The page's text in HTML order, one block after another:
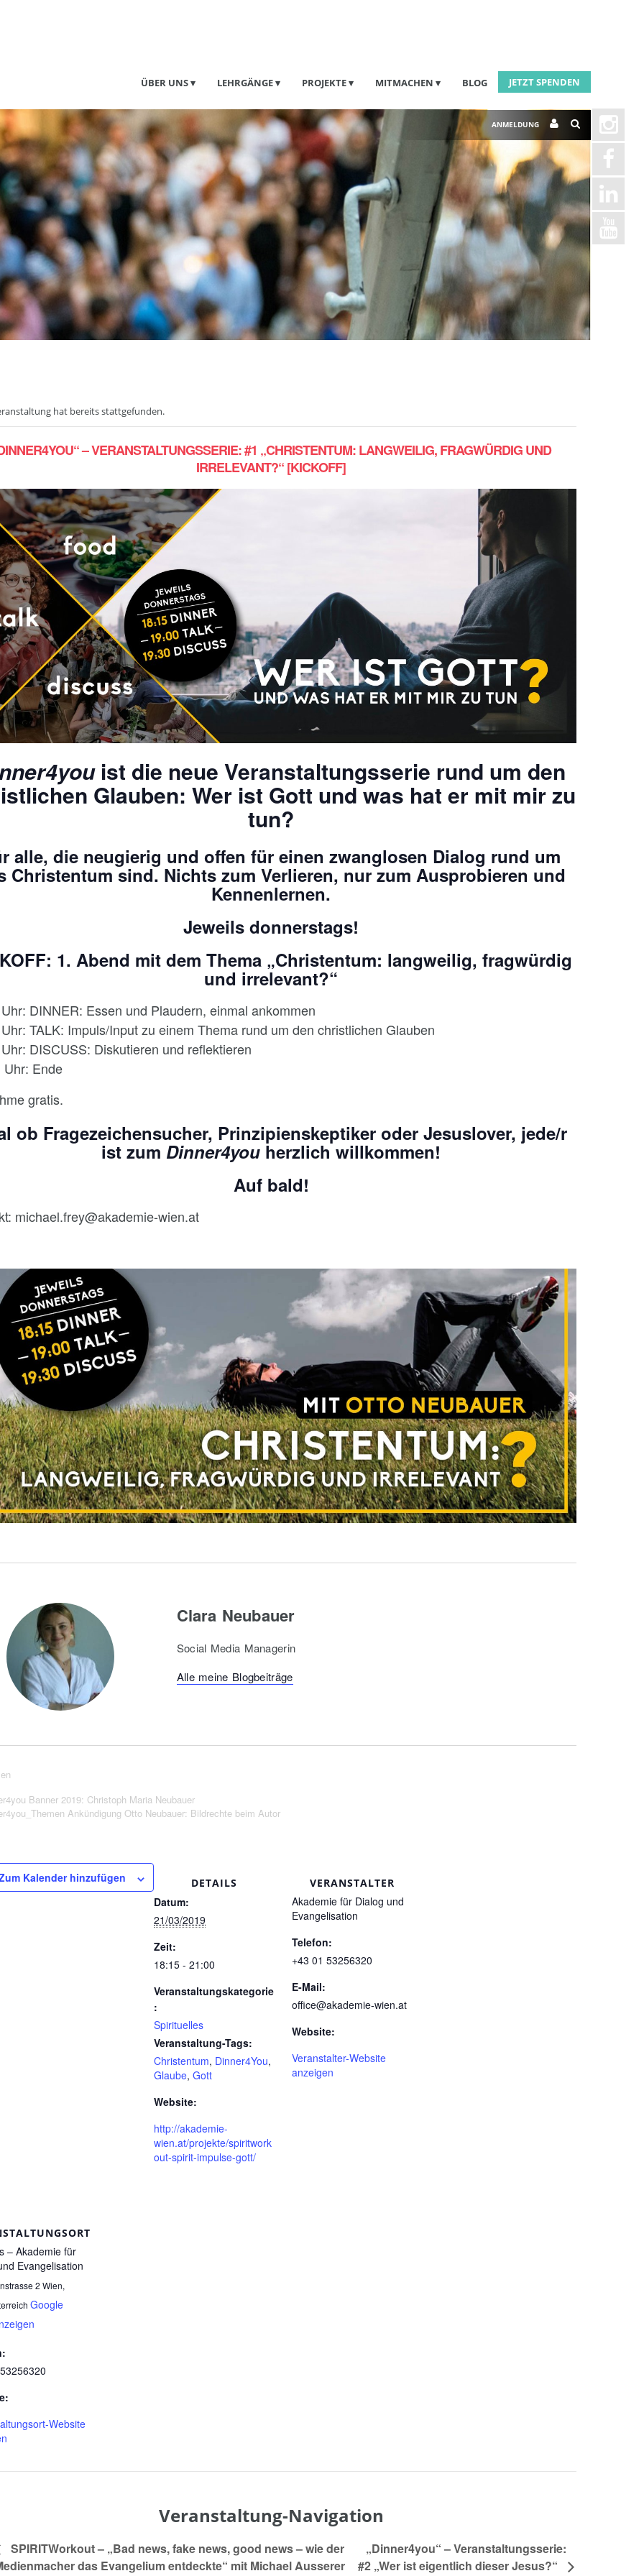
ÜBER UNS
LEHRGÄNGE PROJEKTE MITMACHEN BLOG JETZT SPENDEN
ANMELDUNG
hat bereits stattgefunden.
– VERANSTALTUNGSSERIE: #1 „CHRISTENTUM: LANGWEILIG, FRAGWÜRDIG UND
IRRELEVANT?“ [KICKOFF]
ist die neue Veranstaltungsserie rund um den
Glauben: Wer ist Gott und was hat er mit mir zu
tun?
alle, die neugierig und offen für einen zwanglosen Dialog rund um
Christentum sind. Nichts zum Verlieren, nur zum Ausprobieren und
Kennenlernen.
Jeweils donnerstags!
1. Abend mit dem Thema „Christentum: langweilig, fragwürdig
und irrelevant?“
DINNER: Essen und Plaudern, einmal ankommen
TALK: Impuls/Input zu einem Thema rund um den christlichen Glauben
DISCUSS: Diskutieren und reflektieren
Uhr: Ende
gratis.
ob Fragezeichensucher, Prinzipienskeptiker oder Jesuslover, jede/r
ist zum Dinner4you herzlich willkommen!
Auf bald!
michael.frey@akademie-wien.at
Clara Neubauer
Social Media Managerin
Alle meine Blogbeiträge
Banner 2019: Christoph Maria Neubauer
Ankündigung Otto Neubauer: Bildrechte beim Autor
Kalender hinzufügen DETAILS
Datum:
21/03/2019
Zeit:
18:15 - 21:00
Veranstaltungskategorie
:
Spirituelles
Veranstaltung-Tags:
Christentum, Dinner4You,
Glaube,Gott
Website:
http://akademie-
wien.at/projekte/spiritwork
out-spirit-impulse-gott/
VERANSTALTER
Akademie für Dialog und
Evangelisation
Telefon:
+43 01 53256320
E-Mail:
office@akademie-wien.at
Website:
Veranstalter-Website
anzeigen
– Akademie für
Evangelisation
2 Wien,
Google
Website
Veranstaltung-Navigation
SPIRITWorkout – „Bad news, fake news, good news – wie der
das Evangelium entdeckte“ mit Michael Ausserer
„Dinner4you“ – Veranstaltungsserie:
#2 „Wer ist eigentlich dieser Jesus?“